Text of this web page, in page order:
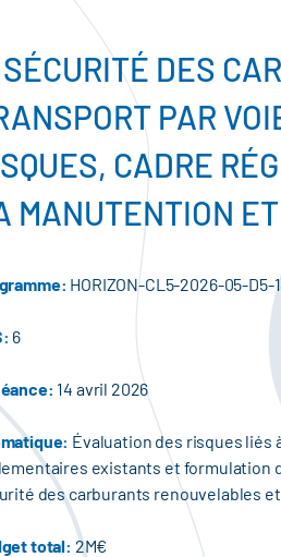
SÉCURITÉ DES
PAR
CADRE
MANUTENTION
HORIZON-CL5-2026-05-D5-
6
14 avril 2026
Évaluation des risques liés
existants et formulation
des carburants renouvelables et
total: 2M€